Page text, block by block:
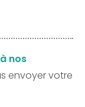
nos
envoyer votre